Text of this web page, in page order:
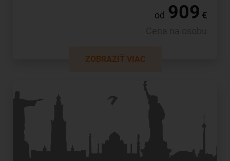
od 909 €
ZOBRAZIŤ VIAC